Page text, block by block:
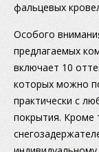
фальцевых
Особого
предлагаемых
включает 10
которых можно
практически с
покрытия. Кроме